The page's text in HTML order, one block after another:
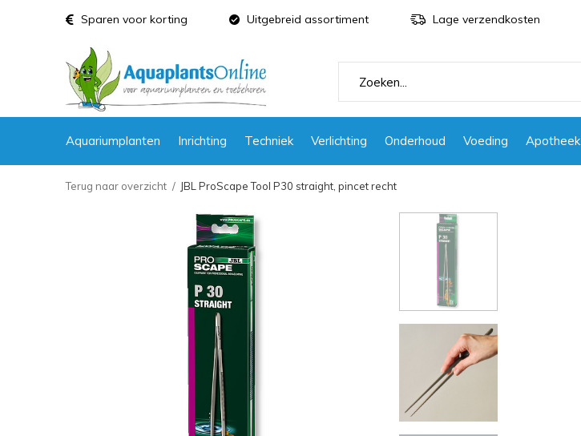
Aquariumplanten Inrichting Techniek Verlichting Onderhoud Voeding Apotheek
Sparen voor korting Uitgebreid assortiment Lage verzendkosten
Terug naar overzicht JBL ProScape Tool P30 straight, pincet recht